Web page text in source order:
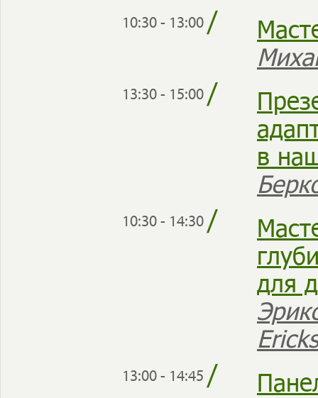
10:30 - 13:00/
13:30 - 15:00/
в
10:30 - 14:30/
для
13:00 - 14:45 /